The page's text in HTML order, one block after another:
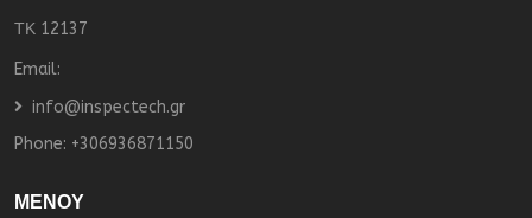
ΤΚ 12137
Email:
info@inspectech.gr
Phone: +306936871150
ΜΕΝΟΥ